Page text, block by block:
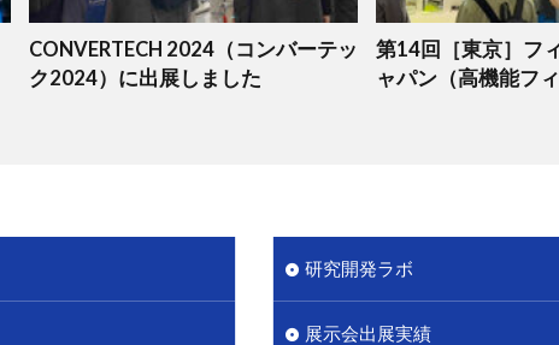
CONVERTECH 2024（コンバーテッ
ク2024）に出展しました
第14回［東京］フ
ャパン（高機能フィ
研究開発ラボ
展示会出展実績